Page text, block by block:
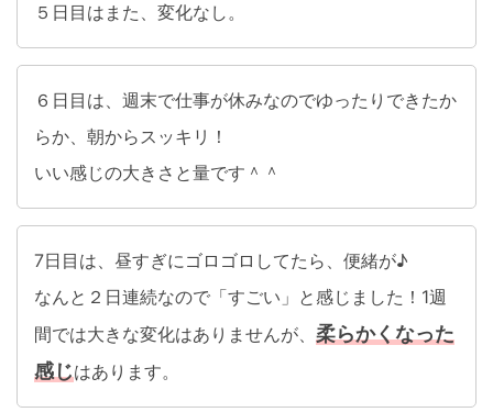
５日目はまた、変化なし。
６日目は、週末で仕事が休みなのでゆったりできたか
らか、朝からスッキリ！
いい感じの大きさと量です＾＾
7日目は、昼すぎにゴロゴロしてたら、便緒が♪
なんと２日連続なので「すごい」と感じました！1週
間では大きな変化はありませんが、 柔らかくなった
感じはあります。